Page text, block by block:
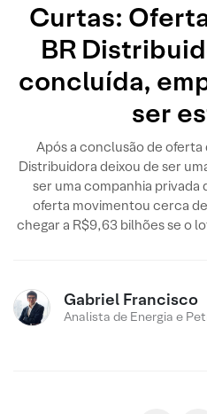
Curtas:
BR
concluída,
ser
Após a conclusão de oferta
Distribuidora deixou de ser
ser uma companhia
oferta movimentou cerca
chegar a R$9,63 bilhões se o
Gabriel Francisco
Analista de Energia e